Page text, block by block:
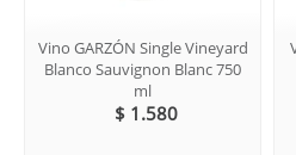
Vino GARZÓN Single Vineyard
Blanco Sauvignon Blanc 750
ml
$ 1.580